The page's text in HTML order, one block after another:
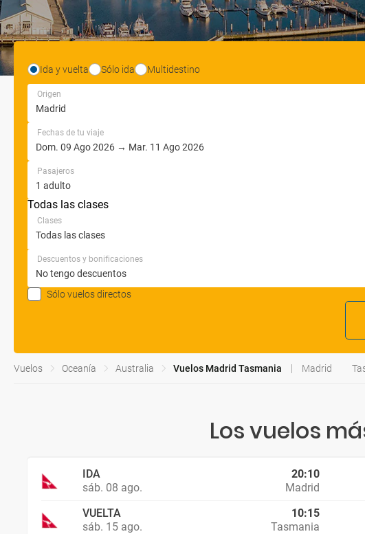
Ida y vuelta Sólo ida Multidestino
Origen
Fechas de tu viaje
Pasajeros
Todas las clases
Clases
Descuentos y bonificaciones
Sólo vuelos directos
Vuelos Oceanía Australia Vuelos Madrid Tasmania Madrid
Los vuelos
IDA
sáb. 08 ago.
20:10
Madrid
VUELTA
sáb. 15 ago.
10:15
Tasmania